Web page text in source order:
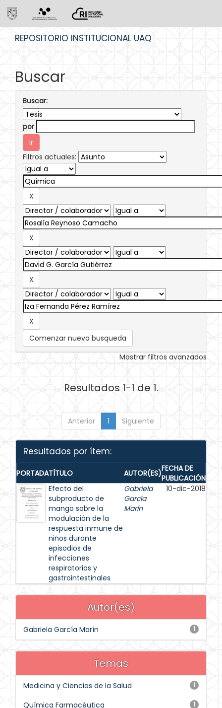
REPOSITORIO INSTITUCIONAL UAQ
Buscar
Buscar:
por
Filtros actuales:
Comenzar nueva busqueda
Mostrar filtros avanzados
Resultados 1-1 de 1.
Anterior 1 Siguiente
Resultados por ítem:
PORTADATÍTULO AUTOR(ES)FECHA DE
PUBLICACIÓN
Efecto del
subproducto de
mango sobre la
modulación de la
respuesta inmune de
niños durante
episodios de
infecciones
respiratorias y
gastrointestinales
Gabriela
García
Marín
10-dic-2018
Autor(es)
1
Gabriela García Marín
Temas
1
Medicina y Ciencias de la Salud
1
Química Farmacéutica